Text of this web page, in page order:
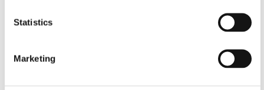
Statistics
Marketing